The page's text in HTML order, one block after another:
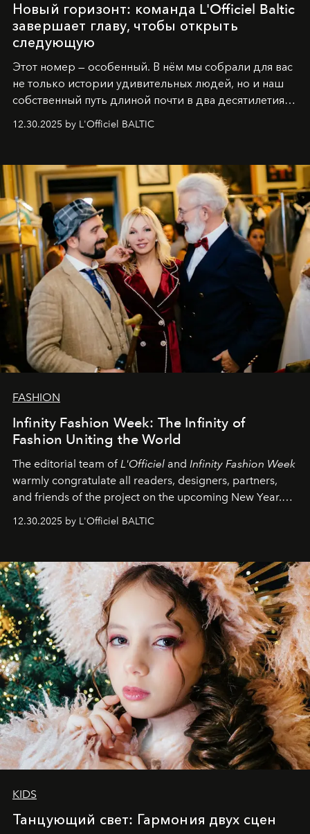
Новый горизонт: команда L'Officiel Baltic
завершает главу, чтобы открыть
следующую
Этот номер — особенный. В нём мы собрали для вас
не только истории удивительных людей, но и наш
собственный путь длиной почти в два десятилетия.
Вместо привычного подведения итогов мы от всей
души говорим спасибо каждому, кто был с нами все
самыми искренними пожеланиями и теплом, ваша
командаL’Officiel Baltic .
12.30.2025 by L'Officiel BALTIC
FASHION
Infinity Fashion Week: The Infinity of
Fashion Uniting the World
The editorial team ofL'Officiel and Infinity Fashion Week
warmly congratulate all readers, designers, partners,
and friends of the project on the upcoming New Year.
May 2026 bring growth, inspiration, bold ideas, and new
achievements.
12.30.2025 by L'Officiel BALTIC
KIDS
Танцующий свет: Гармония двух сцен